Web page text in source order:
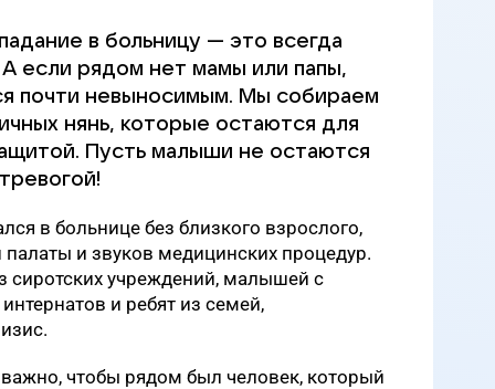
в больницу — это всегда
если рядом нет мамы или папы,
почти невыносимым. Мы собираем
нянь, которые остаются для
Пусть малыши не остаются
в больнице без близкого взрослого,
и звуков медицинских процедур.
сиротских учреждений, малышей с
и ребят из семей,
чтобы рядом был человек, который